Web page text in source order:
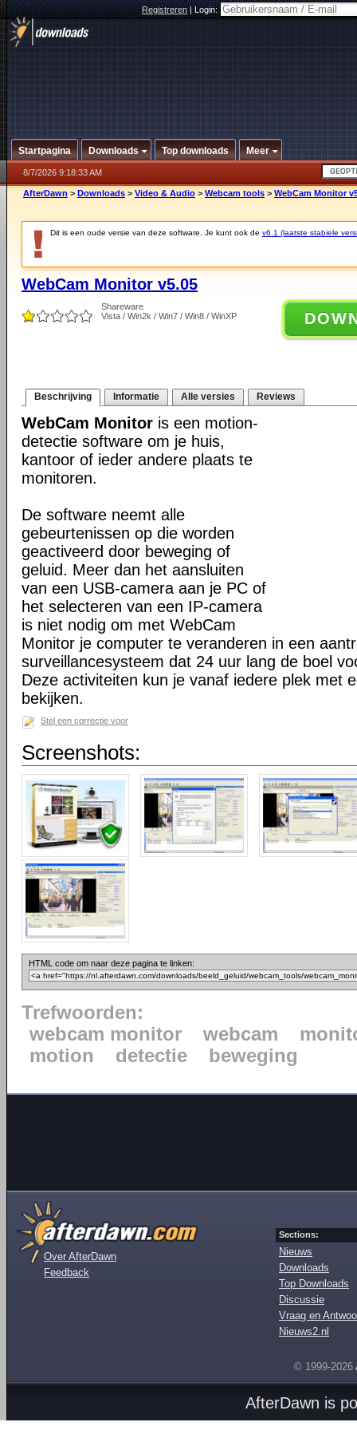
Registreren|Login:
Startpagina Downloads Top downloads Meer
8/7/2026 9:18:33 AM
AfterDawn > Downloads > Video & Audio > Webcam tools > WebCam Monitor
Dit is een oude versie van deze software. Je kunt ook de v6.1 (laatste stabiele
WebCam Monitor v5.05
Shareware
Vista / Win2k / Win7 / Win8 / WinXP
Beschrijving Informatie Alle versies Reviews
WebCam Monitor is een motion-
detectie software om je huis,
kantoor of ieder andere plaats te
monitoren.
De software neemt alle
gebeurtenissen op die worden
geactiveerd door beweging of
geluid. Meer dan het aansluiten
van een USB-camera aan je PC of
het selecteren van een IP-camera
is niet nodig om met WebCam
Monitor je computer te veranderen in een
surveillancesysteem dat 24 uur lang de boel
Deze activiteiten kun je vanaf iedere plek met
bekijken.
Stel een correctie voor
Screenshots:
HTML code om naar deze pagina te linken:
Trefwoorden:
webcam monitor
webcam
motion
detectie beweging
Over AfterDawn
Feedback
Sections:
Nieuws
Downloads
Top Downloads
Discussie
Vraag en
Nieuws2.nl
© 1999-2026
AfterDawn is